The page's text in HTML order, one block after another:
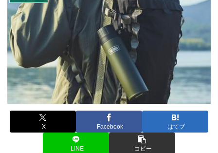
X Facebook はてブ
LINE コピー